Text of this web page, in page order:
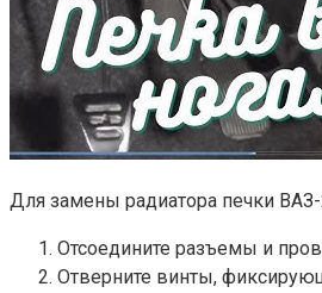
Для замены радиатора печки
Отсоедините разъемы и
Отверните винты,